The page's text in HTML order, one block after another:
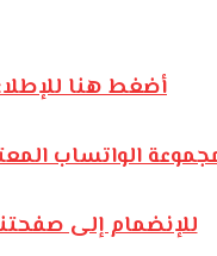
أضغط هنا
الواتساب
للإنضمام إلى